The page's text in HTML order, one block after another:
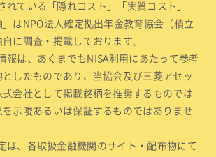
れている「隠れコスト」「実質コスト」
」はNPO法人確定拠出年金教育協会（積立
に調査・掲載しております。
報は、あくまでもNISA利用にあたって参考
したものであり、当協会及び三菱アセッ
式会社として掲載銘柄を推奨するものでは
示唆あるいは保証するものではありませ
は、各取扱金融機関のサイト・配布物にて